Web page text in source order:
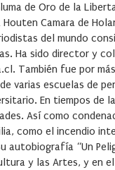
de Oro de la
Houten Camara de
del mundo
Ha sido director y
También fue por
varias escuelas de
En tiempos
Así como
como el incendio
“Un
y las Artes, y en